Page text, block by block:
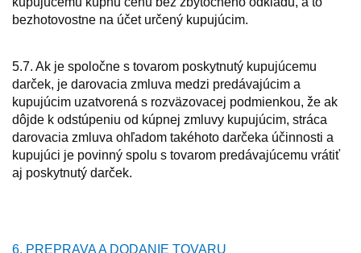
bezhotovostne na účet určený kupujúcim.
5.7. Ak je spoločne s tovarom poskytnutý kupujúcemu
darček, je darovacia zmluva medzi predávajúcim a
kupujúcim uzatvorená s rozväzovacej podmienkou, že ak
dôjde k odstúpeniu od kúpnej zmluvy kupujúcim, stráca
darovacia zmluva ohľadom takéhoto darčeka účinnosti a
kupujúci je povinný spolu s tovarom predávajúcemu vrátiť
aj poskytnutý darček.
6. PREPRAVA A DODANIE TOVARU